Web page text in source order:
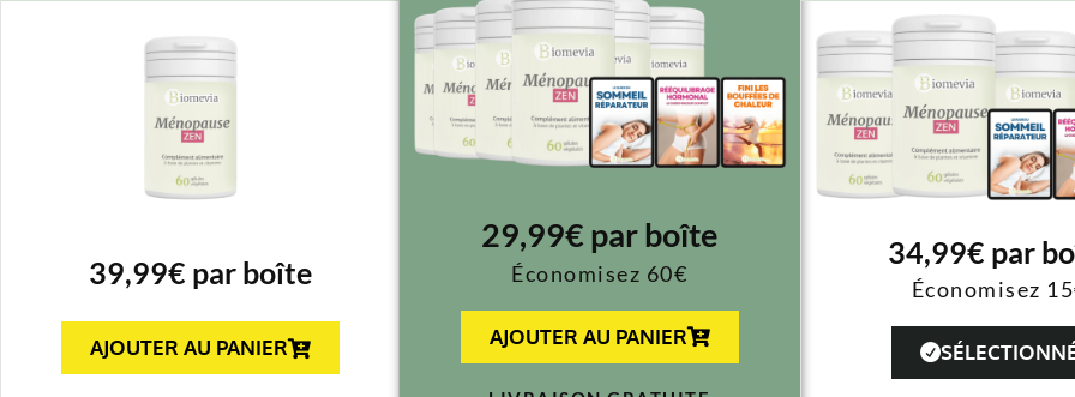
39,99€ par boîte
AJOUTER AU PANIER
29,99€ par boîte
Économisez 60€
AJOUTER AU PANIER
34,99€ par
Économisez